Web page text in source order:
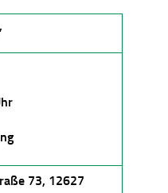
73, 12627